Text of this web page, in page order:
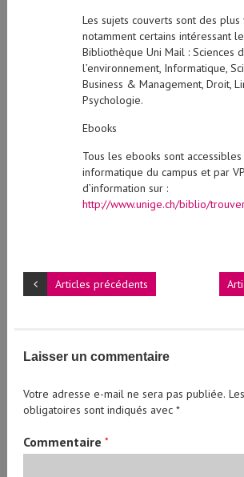
Les sujets couverts sont des plus
notamment certains intéressant
Bibliothèque Uni Mail : Sciences
l’environnement, Informatique,
Business & Management, Droit,
Psychologie.
Ebooks
Tous les ebooks sont
informatique du campus et par
d’information sur :
http://www.unige.ch/biblio/
Articles précédents
Laisser un commentaire
Votre adresse e-mail ne sera pas publiée.
obligatoires sont indiqués avec*
Commentaire*